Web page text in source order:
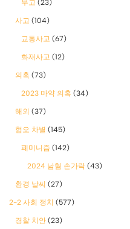
무고 (23)
사고 (104)
교통사고 (67)
화재사고 (12)
의혹 (73)
2023 마약 의혹 (34)
해외 (37)
혐오 차별 (145)
폐미니즘 (142)
2024 남혐 손가락 (43)
환경 날씨 (27)
2-2 사회 정치 (577)
경찰 치안 (23)